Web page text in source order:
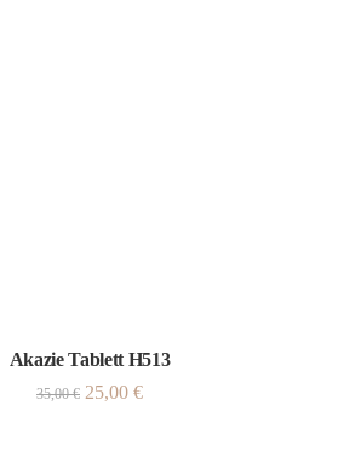
Akazie Tablett H513
35,00€ 25,00 €